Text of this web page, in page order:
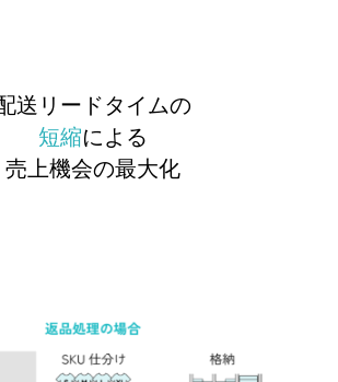
送リードタイムの
短縮による
売上機会の最大化